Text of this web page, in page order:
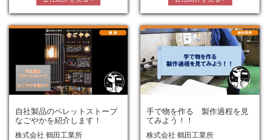
自社製品のペレットストーブ
なごやかを紹介します！
株式会社 鶴田工業所
手で物を作る 製作過程を見
てみよう！！
株式会社 鶴田工業所